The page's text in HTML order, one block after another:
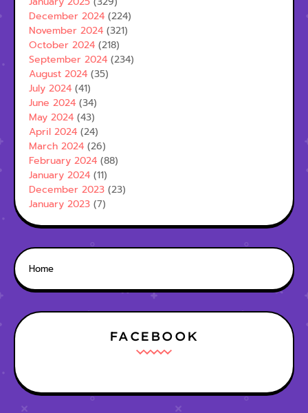
December 2024 (224)
November 2024 (321)
October 2024 (218)
September 2024 (234)
August 2024 (35)
July 2024 (41)
June 2024 (34)
May 2024 (43)
April 2024 (24)
March 2024 (26)
February 2024 (88)
January 2024 (11)
December 2023 (23)
January 2023 (7)
Home
FACEBOOK